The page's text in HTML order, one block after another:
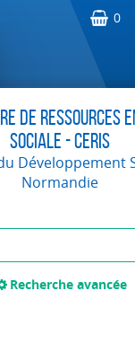
de Ressources
Sociale - CERIS
Développement
Normandie
Recherche avancée